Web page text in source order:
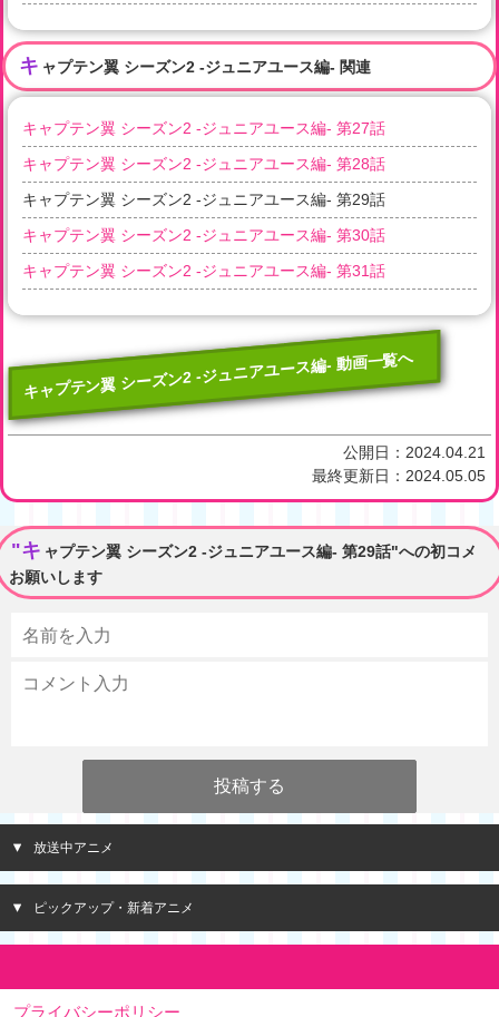
キ ャプテン翼 シーズン2 -ジュニアユース編- 関連
キャプテン翼 シーズン2 -ジュニアユース編- 第27話
キャプテン翼 シーズン2 -ジュニアユース編- 第28話
キャプテン翼 シーズン2 -ジュニアユース編- 第29話
キャプテン翼 シーズン2 -ジュニアユース編- 第30話
キャプテン翼 シーズン2 -ジュニアユース編- 第31話
キャプテン翼 シーズン2 -ジュニアユース編- 動画一覧へ
公開日： 2024.04.21
最終更新日： 2024.05.05
"キ ャプテン翼 シーズン2 -ジュニアユース編- 第29話"への初コメ
お願いします
放送中アニメ
ピックアップ・新着アニメ
プライバシーポリシー